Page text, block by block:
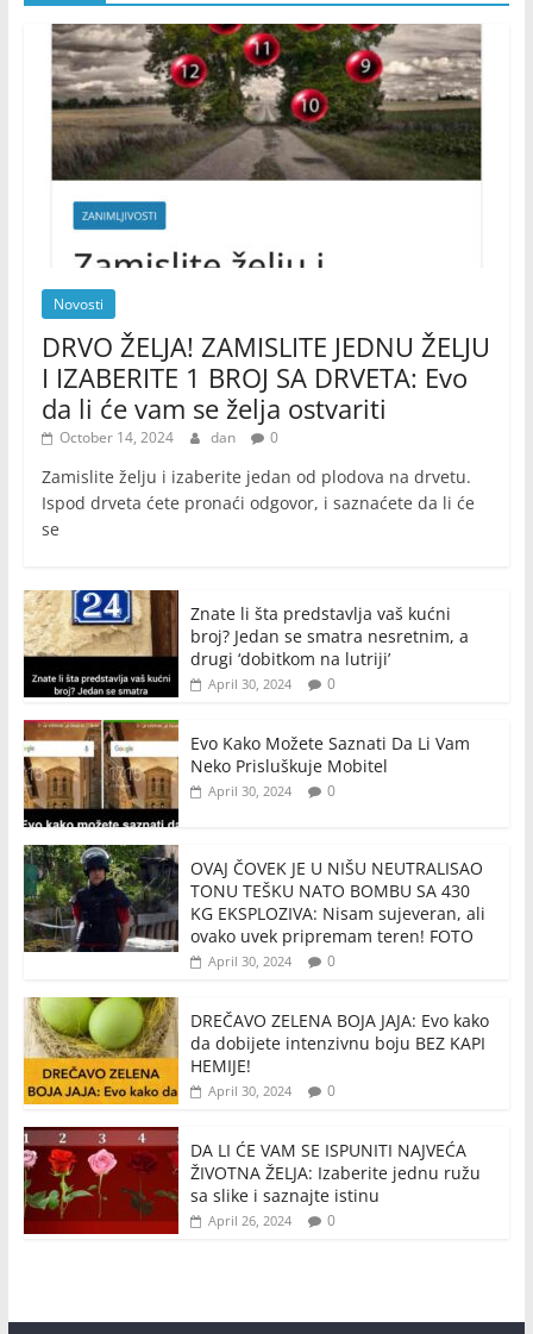
Novosti
DRVO ŽELJA! ZAMISLITE JEDNU ŽELJU
I IZABERITE 1 BROJ SA DRVETA: Evo
da li će vam se želja ostvariti
October 14, 2024 dan 0
Zamislite želju i izaberite jedan od plodova na drvetu.
Ispod drveta ćete pronaći odgovor, i saznaćete da li će
se
Znate li šta predstavlja vaš kućni
broj? Jedan se smatra nesretnim, a
drugi ‘dobitkom na lutriji’
April 30, 2024 0
Evo Kako Možete Saznati Da Li Vam
Neko Prisluškuje Mobitel
April 30, 2024 0
OVAJ ČOVEK JE U NIŠU NEUTRALISAO
TONU TEŠKU NATO BOMBU SA 430
KG EKSPLOZIVA: Nisam sujeveran, ali
ovako uvek pripremam teren! FOTO
April 30, 2024 0
DREČAVO ZELENA BOJA JAJA: Evo kako
da dobijete intenzivnu boju BEZ KAPI
HEMIJE!
April 30, 2024 0
DA LI ĆE VAM SE ISPUNITI NAJVEĆA
ŽIVOTNA ŽELJA: Izaberite jednu ružu
sa slike i saznajte istinu
April 26, 2024 0